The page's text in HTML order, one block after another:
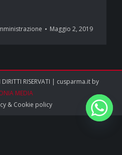
Maggio 2, 2019
RISERVATI | cusparma.it by
MEDIA
& Cookie policy